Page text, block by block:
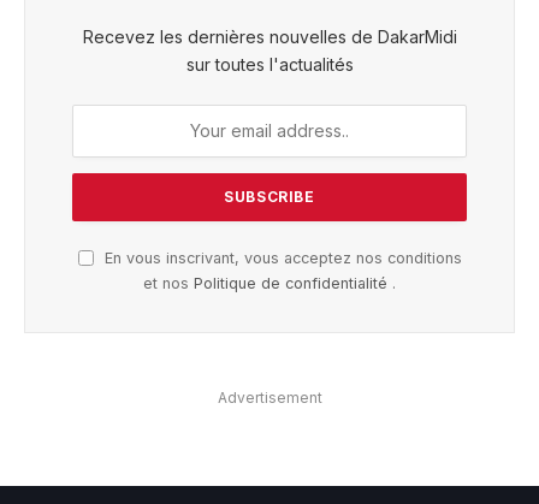
Recevez les dernières nouvelles de DakarMidi
sur toutes l'actualités
En vous inscrivant, vous acceptez nos conditions
et nos Politique de confidentialité .
Advertisement